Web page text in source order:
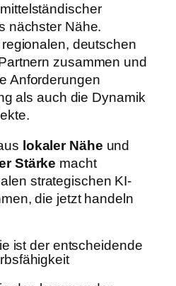
nächster Nähe.
deutschen
zusammen und
Anforderungen
als auch die Dynamik
lokaler Nähe und
Stärke macht
strategischen KI-
die jetzt handeln
ist der entscheidende